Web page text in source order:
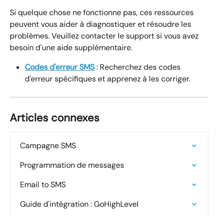
Si quelque chose ne fonctionne pas, ces ressources
peuvent vous aider à diagnostiquer et résoudre les
problèmes. Veuillez contacter le support si vous avez
besoin d'une aide supplémentaire.
Codes d'erreur SMS : Recherchez des codes
d'erreur spécifiques et apprenez à les corriger.
Articles connexes
Campagne SMS
Programmation de messages
Email to SMS
Guide d'intégration : GoHighLevel